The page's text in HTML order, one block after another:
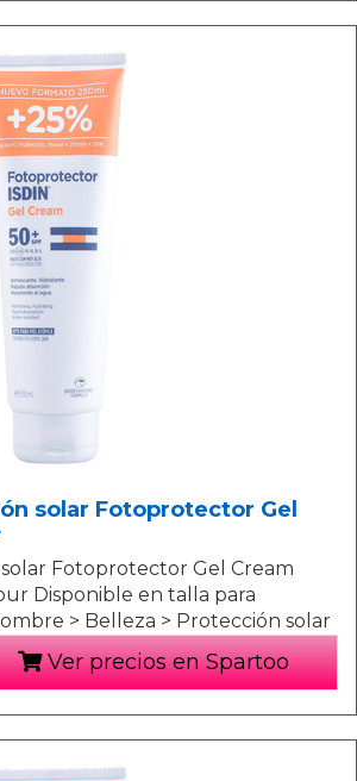
solar Fotoprotector Gel
Fotoprotector Gel Cream
Disponible en talla para
> Belleza > Protección solar
Ver precios en Spartoo